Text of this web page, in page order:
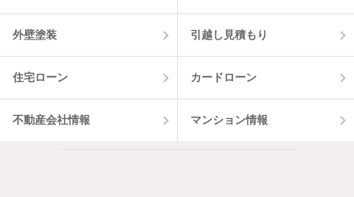
外壁塗装 引越し見積もり
住宅ローン カードローン
不動産会社情報 マンション情報